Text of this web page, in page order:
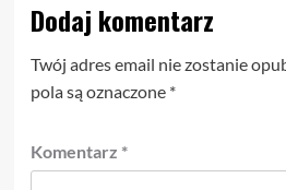
Dodaj komentarz
Twój adres email nie zostanie
pola są oznaczone *
Komentarz *